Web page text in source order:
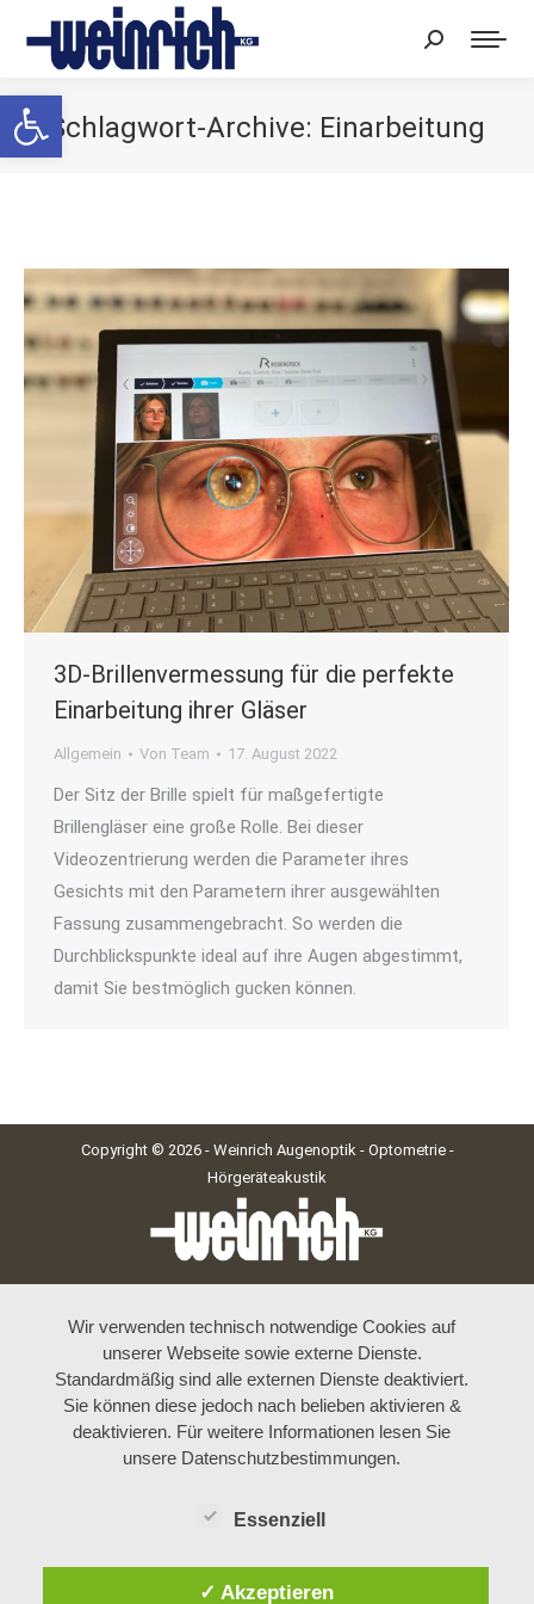
Werkzeugleiste öffnen
Search:
Schlagwort-Archive: Einarbeitung
3D-Brillenvermessung für die perfekte
Einarbeitung ihrer Gläser
Allgemein Von Team 17. August 2022
Der Sitz der Brille spielt für maßgefertigte
Brillengläser eine große Rolle. Bei dieser
Videozentrierung werden die Parameter ihres
Gesichts mit den Parametern ihrer ausgewählten
Fassung zusammengebracht. So werden die
Durchblickspunkte ideal auf ihre Augen abgestimmt,
damit Sie bestmöglich gucken können.
Copyright © 2026 - Weinrich Augenoptik - Optometrie -
Hörgeräteakustik
Wir verwenden technisch notwendige Cookies auf
unserer Webseite sowie externe Dienste.
Standardmäßig sind alle externen Dienste deaktiviert.
Sie können diese jedoch nach belieben aktivieren &
deaktivieren. Für weitere Informationen lesen Sie
unsere Datenschutzbestimmungen.
Essenziell
✓ Akzeptieren